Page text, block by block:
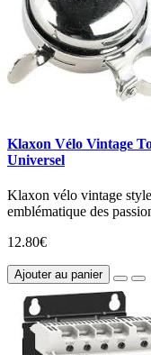
Klaxon Vélo Vintage
Universel
Klaxon vélo vintage
emblématique des
12.80€
Ajouter au panier